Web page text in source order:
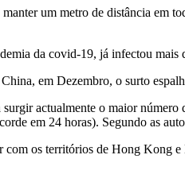
um metro de distância em
da covid-19, já infectou
em Dezembro, o surto
actualmente o maior
em 24 horas). Segundo as
os territórios de Hong Kong